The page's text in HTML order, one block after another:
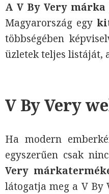
A V By Very
Magyarország egy
többségében
üzletek teljes listáját,
V By Very
Ha modern
egyszerűen csak
Very
látogatja meg a V By